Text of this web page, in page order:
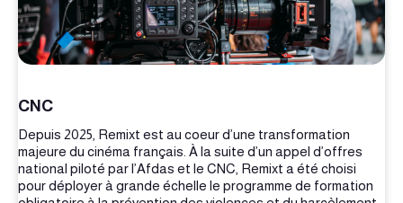
CNC
Depuis 2025, Remixt est au coeur d’une transformation
majeure du cinéma français. À la suite d’un appel d’offres
national piloté par l’Afdas et le CNC, Remixt a été choisi
pour déployer à grande échelle le programme de formation